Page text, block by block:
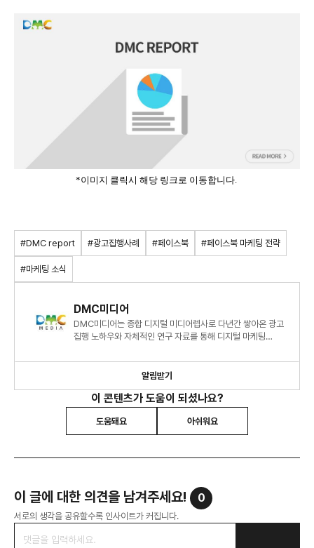
*이미지 클릭시 해당 링크로 이동합니다.
#DMC report #광고집행사례 #페이스북 #페이스북 마케팅 전략
#마케팅 소식
DMC미디어
DMC미디어는 종합 디지털 미디어렙사로 다년간 쌓아온 광고
집행 노하우와 자체적인 연구 자료를 통해 디지털 마케팅
알림받기
이 콘텐츠가 도움이 되셨나요?
도움돼요 아쉬워요
이 글에 대한 의견을 남겨주세요! 0
서로의 생각을 공유할수록 인사이트가 커집니다.